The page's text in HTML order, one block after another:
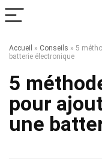
Accueil » Conseils » 5
batterie électronique
5
pour
une